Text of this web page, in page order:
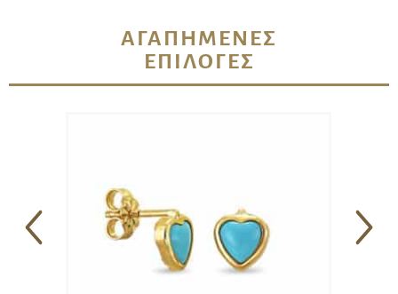
ΑΓΑΠΗΜΈΝΕΣ
ΕΠΙΛΟΓΈΣ